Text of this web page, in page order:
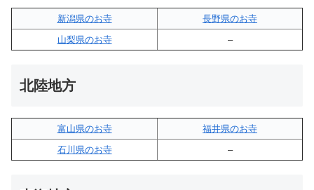
新潟県のお寺
長野県のお寺
山梨県のお寺
–
北陸地方
富山県のお寺
福井県のお寺
石川県のお寺
–